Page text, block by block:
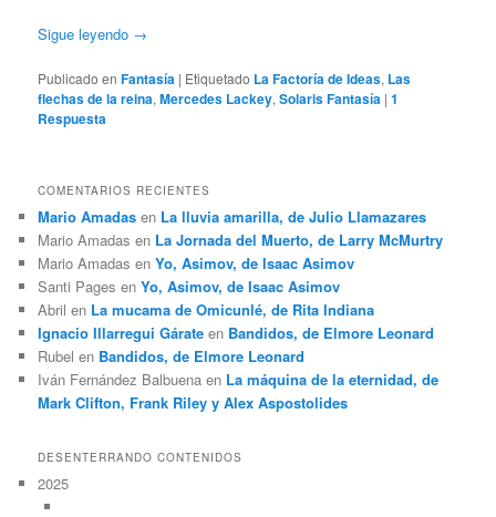
Sigue leyendo →
Publicado en Fantasía | Etiquetado La Factoría de Ideas, Las
flechas de la reina,Mercedes Lackey,Solaris Fantasía |1
Respuesta
COMENTARIOS RECIENTES
Mario Amadas en La lluvia amarilla, de Julio Llamazares
Mario Amadas en La Jornada del Muerto, de Larry McMurtry
Mario Amadas enYo, Asimov, de Isaac Asimov
Santi Pages enYo, Asimov, de Isaac Asimov
Abril en La mucama de Omicunlé, de Rita Indiana
Ignacio Illarregui Gárate en Bandidos, de Elmore Leonard
Rubel en Bandidos, de Elmore Leonard
Iván Fernández Balbuena en La máquina de la eternidad, de
Mark Clifton, Frank Riley y Alex Aspostolides
DESENTERRANDO CONTENIDOS
2025